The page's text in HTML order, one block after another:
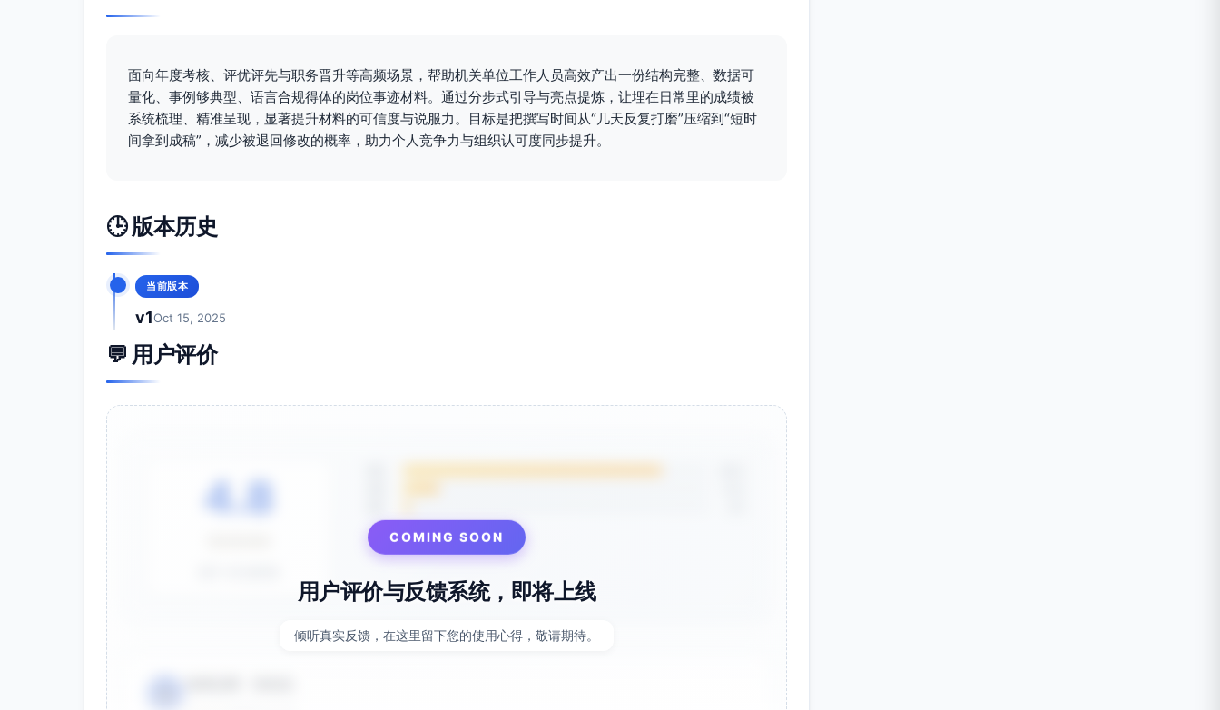
面向年度考核、评优评先与职务晋升等高频场景，帮助机关单位工作人员高效产出一份结构完整、数据可
量化、事例够典型、语言合规得体的岗位事迹材料。通过分步式引导与亮点提炼，让埋在日常里的成绩被
系统梳理、精准呈现，显著提升材料的可信度与说服力。目标是把撰写时间从“几天反复打磨”压缩到“短时
间拿到成稿”，减少被退回修改的概率，助力个人竞争力与组织认可度同步提升。
🕒 版本历史
当前版本
v1Oct 15, 2025
💬 用户评价
4.8
COMING SOON
用户评价与反馈系统，即将上线
倾听真实反馈，在这里留下您的使用心得，敬请期待。